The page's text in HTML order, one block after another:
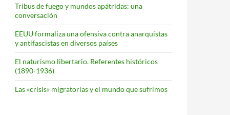
Tribus de fuego y mundos apátridas: una
conversación
EEUU formaliza una ofensiva contra anarquistas
y antifascistas en diversos países
El naturismo libertario. Referentes históricos
(1890-1936)
Las «crisis» migratorias y el mundo que sufrimos